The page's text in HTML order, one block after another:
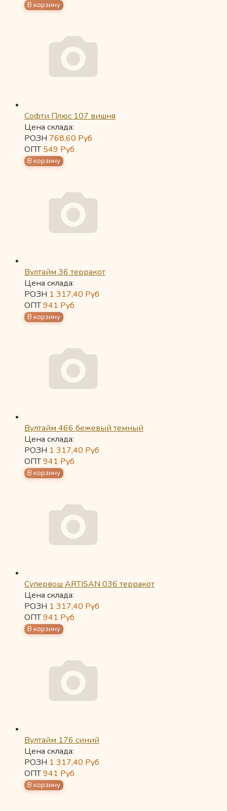
Софти Плюс 107 вишня
Цена склада:
РОЗН 768,60 Руб
ОПТ549 Руб
Вултайм 36 терракот
Цена склада:
РОЗН 1 317,40 Руб
ОПТ941 Руб
Вултайм 466 бежевый темный
Цена склада:
РОЗН 1 317,40 Руб
ОПТ941 Руб
Супервош ARTISAN 036 терракот
Цена склада:
РОЗН 1 317,40 Руб
ОПТ941 Руб
Вултайм 176 синий
Цена склада:
РОЗН 1 317,40 Руб
ОПТ941 Руб